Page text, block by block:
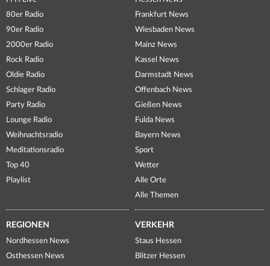
80er Radio
90er Radio
2000er Radio
Rock Radio
Oldie Radio
Schlager Radio
Party Radio
Lounge Radio
Weihnachtsradio
Meditationsradio
Top 40
Playlist
Frankfurt News
Wiesbaden News
Mainz News
Kassel News
Darmstadt News
Offenbach News
Gießen News
Fulda News
Bayern News
Sport
Wetter
Alle Orte
Alle Themen
REGIONEN
Nordhessen News
Osthessen News
VERKEHR
Staus Hessen
Blitzer Hessen